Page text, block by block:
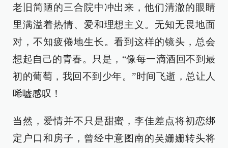
老旧简陋的三合院中冲出来，他们清澈的眼睛
里满溢着热情、爱和理想主义。无知无畏地面
对，不知疲倦地生长。看到这样的镜头，总会
想起自己的青春。只是，“像每一滴酒回不到最
初的葡萄，我回不到少年。”时间飞逝，总让人
唏嘘感叹！
当然，爱情并不只是甜蜜，李佳差点将初恋绑
定户口和房子，曾经中意图南的吴姗姗转头将